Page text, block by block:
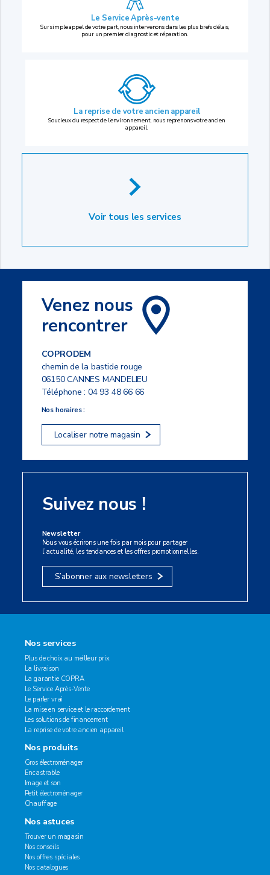
Le Service Après-vente
Sur simple appel de votre part, nous intervenons dans les plus brefs délais,
pour un premier diagnostic et réparation.
La reprise de votre ancien appareil
Soucieux du respect de l’environnement, nous reprenons votre ancien
appareil.
Voir tous les services
Venez nous
rencontrer
COPRODEM
chemin de la bastide rouge
06150 CANNES MANDELIEU
Téléphone :04 93 48 66 66
Nos horaires :
Localiser notre magasin
Suivez nous !
Newsletter
Nous vous écrirons une fois par mois pour partager
l’actualité, les tendances et les offres promotionnelles.
S’abonner aux newsletters
Nos services
Plus de choix au meilleur prix
La livraison
La garantie COPRA
Le Service Après-Vente
Le parler vrai
La mise en service et le raccordement
Les solutions de financement
La reprise de votre ancien appareil
Nos produits
Gros électroménager
Encastrable
Image et son
Petit électroménager
Chauffage
Nos astuces
Trouver un magasin
Nos conseils
Nos offres spéciales
Nos catalogues